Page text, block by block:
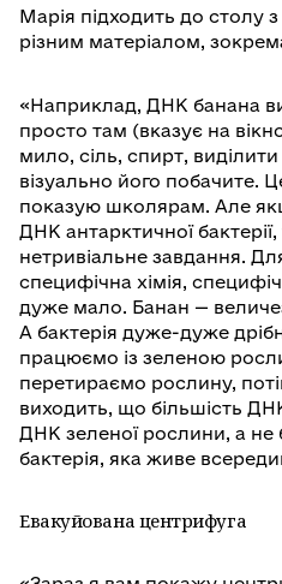
Марія підходить до столу
різним матеріалом,
«Наприклад, ДНК банана
просто там (вказує на
мило, сіль, спирт,
візуально його побачите.
показую школярам. Але
ДНК антарктичної
нетривіальне завдання.
специфічна хімія,
дуже мало. Банан —
А бактерія дуже-дуже
працюємо із зеленою
перетираємо рослину,
виходить, що більшість
ДНК зеленої рослини, а не
бактерія, яка живе
Евакуйована центрифуга